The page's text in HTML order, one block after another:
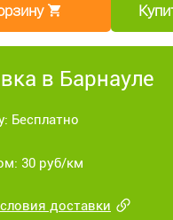
в Барнауле
Бесплатно
30 руб/км
доставки